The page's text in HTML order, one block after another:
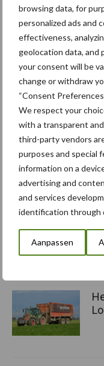
browsing data, for
personalized ads and
effectiveness,
geolocation data, and
your consent will be
change or withdraw
“Consent
We respect your
with a transparent
third-party vendors
purposes and special
information on a
advertising and
and services
identification through
Aanpassen
consoles, stuurwielen
achterhoofd zijn
De Value Line
wereldwijde netwerk
Agriculture. Voor meer
automatische
Bron en beeld:Topcon
Aanbevolen